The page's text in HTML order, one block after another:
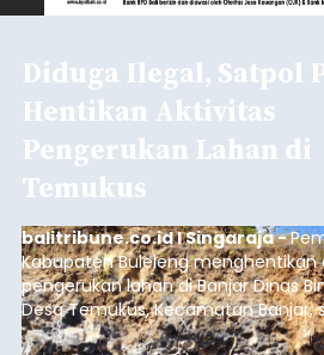
Diduga Ilegal, Satpol
Hentikan Aktivitas
Pengerukan Lahan di
Temukus
balitribune.co.id I Singaraja -
Kabupaten Buleleng menghentikan
pengerukan lahan di Banjar Dinas
Desa Temukus, Kecamatan Banjar,
ditemukan indikasi kegiatan